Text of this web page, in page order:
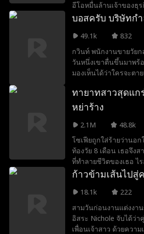
อีโอหมื่นล้านเจ้าของธุ
ที่สุดของประเทศ แต่ในบ้
กลายเป็นของขวัญคริส
เป็นแค่เรื่องที่จบไม่สวย
กินด่างกันนะ
บอสครับ บริษัทกำ
49.1k
832
กวินท์ พนักงานขายวัย
วันหนึ่งเขาตื่นขึ้นมาพร้
มองเห็นได้ว่าใครจะตา
ตาย แต่ไม่มีใครเชื่อเขา
ของเขาบอกว่าจะเกิดเ
ต้องหาว่าใครเป็นคนวา
ได้
ทายาทสาวสุดแก
หย่าร้าง
2.1M
48.8k
โซเฟียถูกใส่ร้ายว่านอ
ท้องวัย 8 เดือน เธอจึง
ที่ทำลายชีวิตของเธอ ไ
น่า ซัลลิแวน เมื่อครอบ
เธอและเปิดเผยว่าเธอ
ลาน่า โซเฟียจึงมองเห็น
เก่าและคนหลอกลวงต้อ
ตนที่เพิ่งค้นพบและเริ่ม
ทาง ไรอันตระหนักว่าเ
ก้าวข้ามเส้นไปสู่
18.1k
222
สามวันก่อนงานแต่งงา
อิสระ Nichole จับได้ว่
เพื่อนเจ้าสาว ด้วยความ